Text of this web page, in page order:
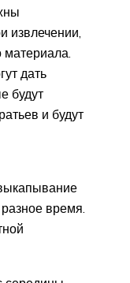
извлечении,
материала.
дать
будут
и будут
время.